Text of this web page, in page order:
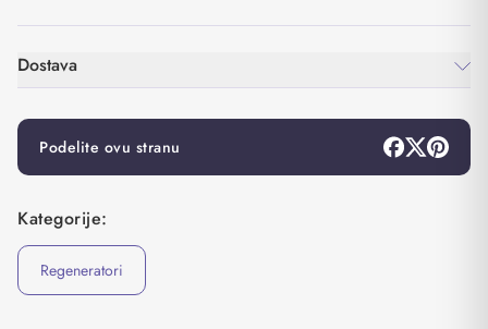
Dostava
Podelite ovu stranu
Kategorije:
Regeneratori